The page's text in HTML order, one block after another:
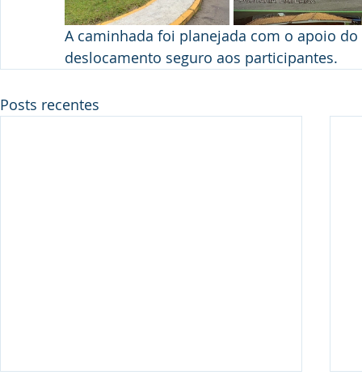
A caminhada foi planejada com o apoio do
deslocamento seguro aos participantes.
Posts recentes